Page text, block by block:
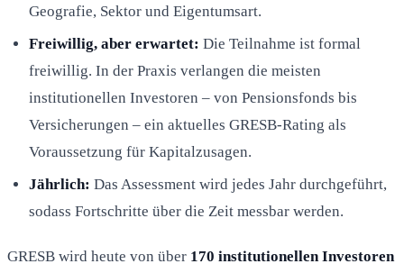
Geografie, Sektor und Eigentumsart.
Freiwillig, aber erwartet: Die Teilnahme ist formal
freiwillig. In der Praxis verlangen die meisten
institutionellen Investoren – von Pensionsfonds bis
Versicherungen – ein aktuelles GRESB-Rating als
Voraussetzung für Kapitalzusagen.
Jährlich: Das Assessment wird jedes Jahr durchgeführt,
sodass Fortschritte über die Zeit messbar werden.
GRESB wird heute von über 170 institutionellen Investoren